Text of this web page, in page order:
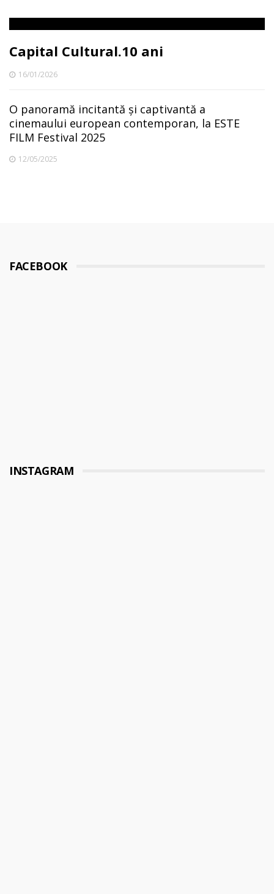
Capital Cultural.10 ani
16/01/2026
O panoramă incitantă și captivantă a
cinemaului european contemporan, la ESTE
FILM Festival 2025
12/05/2025
FACEBOOK
INSTAGRAM